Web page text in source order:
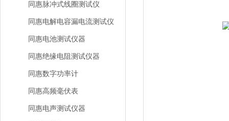
同惠脉冲式线圈测试仪
同惠电解电容漏电流测试仪
同惠电池测试仪器
同惠绝缘电阻测试仪器
同惠数字功率计
同惠高频毫伏表
同惠电声测试仪器